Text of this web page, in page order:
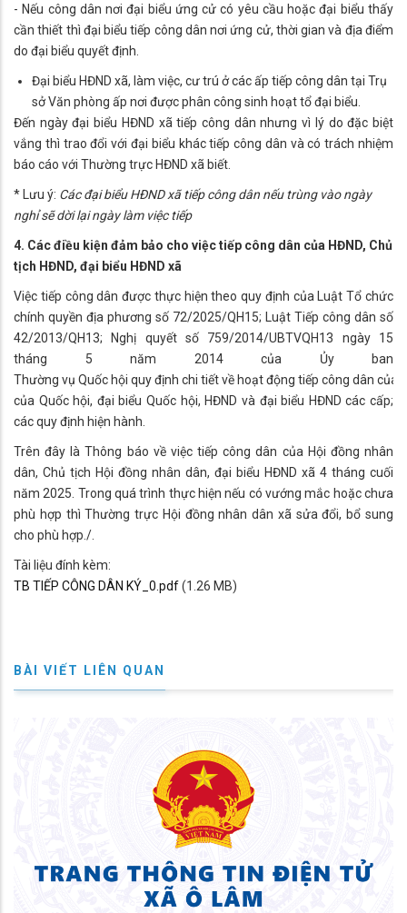
- Nếu công dân nơi đại biểu ứng cử có yêu cầu hoặc đại biểu thấy
cần thiết thì đại biểu tiếp công dân nơi ứng cử, thời gian và địa điểm
do đại biểu quyết định.
Đại biểu HĐND xã, làm việc, cư trú ở các ấp tiếp công dân tại Trụ
sở Văn phòng ấp nơi được phân công sinh hoạt tổ đại biểu.
Đến ngày đại biểu HĐND xã tiếp công dân nhưng vì lý do đặc biệt
vắng thì trao đổi với đại biểu khác tiếp công dân và có trách nhiệm
báo cáo với Thường trực HĐND xã biết.
* Lưu ý: Các đại biểu HĐND xã tiếp công dân nếu trùng vào ngày
nghỉ sẽ dời lại ngày làm việc tiếp
4. Các điều kiện đảm bảo cho việc tiếp công dân của HĐND, Chủ
tịch HĐND, đại biểu HĐND xã
Việc tiếp công dân được thực hiện theo quy định của Luật Tổ chức
chính quyền địa phương số 72/2025/QH15; Luật Tiếp công dân số
42/2013/QH13; Nghị quyết số 759/2014/UBTVQH13 ngày 15
tháng 5 năm 2014 của Ủy ban
Thường vụ Quốc hội quy định chi tiết về hoạt động tiếp công dân của
của Quốc hội, đại biểu Quốc hội, HĐND và đại biểu HĐND các cấp;
các quy định hiện hành.
Trên đây là Thông báo về việc tiếp công dân của Hội đồng nhân
dân, Chủ tịch Hội đồng nhân dân, đại biểu HĐND xã 4 tháng cuối
năm 2025. Trong quá trình thực hiện nếu có vướng mắc hoặc chưa
phù hợp thì Thường trực Hội đồng nhân dân xã sửa đổi, bổ sung
cho phù hợp./.
Tài liệu đính kèm:
TB TIẾP CÔNG DÂN KÝ_0.pdf(1.26 MB)
BÀI VIẾT LIÊN QUAN